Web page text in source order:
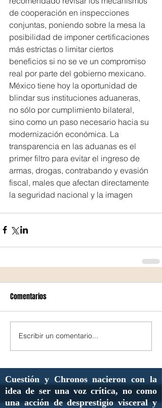
de cooperación en inspecciones
conjuntas, poniendo sobre la mesa la
posibilidad de imponer certificaciones
más estrictas o limitar ciertos
beneficios si no se ve un compromiso
real por parte del gobierno mexicano.
México tiene hoy la oportunidad de
blindar sus instituciones aduaneras,
no sólo por cumplimiento bilateral,
sino como un paso necesario hacia su
modernización económica. La
transparencia en las aduanas es el
primer filtro para evitar el ingreso de
armas, drogas, contrabando y evasión
fiscal, males que afectan directamente
la seguridad nacional y la imagen
Comentarios
Escribir un comentario...
Cuestión y Chronos nacieron con la
idea de ser una voz crítica, no como
una acción de desprestigio visceral y